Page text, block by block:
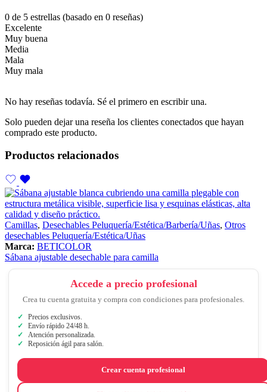
0 de 5 estrellas (basado en 0 reseñas)
Excelente
Muy buena
Media
Mala
Muy mala
No hay reseñas todavía. Sé el primero en escribir una.
Solo pueden dejar una reseña los clientes conectados que hayan
comprado este producto.
Productos relacionados
Camillas, Desechables Peluquería/Estética/Barbería/Uñas, Otros
desechables Peluquería/Estética/Uñas
Marca: BETICOLOR
Sábana ajustable desechable para camilla
Accede a precio profesional
Crea tu cuenta gratuita y compra con condiciones para profesionales.
Precios exclusivos.
Envío rápido 24/48 h.
Atención personalizada.
Reposición ágil para salón.
Crear cuenta profesional